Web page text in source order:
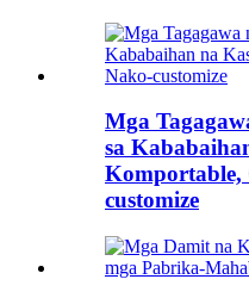
Mga
sa
Komportable,
customize